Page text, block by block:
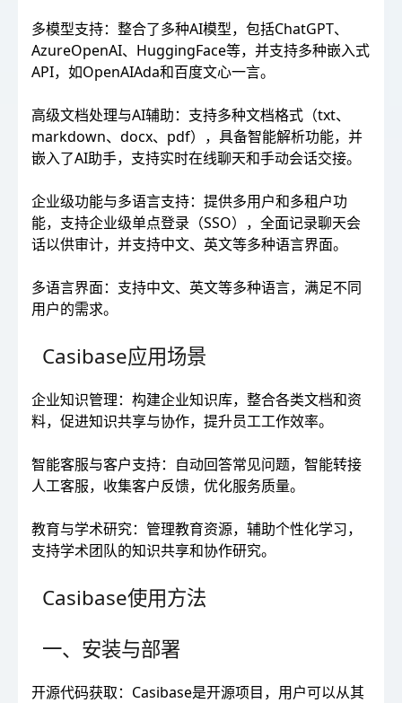
多模型支持：整合了多种AI模型，包括ChatGPT、
AzureOpenAI、HuggingFace等，并支持多种嵌入式
API，如OpenAIAda和百度文心一言。
高级文档处理与AI辅助：支持多种文档格式（txt、
markdown、docx、pdf），具备智能解析功能，并
嵌入了AI助手，支持实时在线聊天和手动会话交接。
企业级功能与多语言支持：提供多用户和多租户功
能，支持企业级单点登录（SSO），全面记录聊天会
话以供审计，并支持中文、英文等多种语言界面。
多语言界面：支持中文、英文等多种语言，满足不同
用户的需求。
Casibase应用场景
企业知识管理：构建企业知识库，整合各类文档和资
料，促进知识共享与协作，提升员工工作效率。
智能客服与客户支持：自动回答常见问题，智能转接
人工客服，收集客户反馈，优化服务质量。
教育与学术研究：管理教育资源，辅助个性化学习，
支持学术团队的知识共享和协作研究。
Casibase使用方法
一、安装与部署
开源代码获取：Casibase是开源项目，用户可以从其